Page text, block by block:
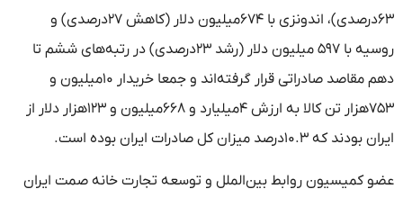
۶۳درصدی)، اندونزی با ۶۷۴میلیون دلار (کاهش ۲۷درصدی) و
روسیه با ۵۹۷ میلیون دلار (رشد ۲۳درصدی) در رتبه‌های ششم تا
دهم مقاصد صادراتی قرار گرفته‌اند و جمعا خریدار ۱۰میلیون و
۷۵۳هزار تن کالا به ارزش ۴میلیارد و ۶۶۸میلیون و ۱۲۳هزار دلار از
ایران بودند که ۱۰.۳درصد میزان کل صادرات ایران بوده است.
عضو کمیسیون روابط بین‌الملل و توسعه تجارت خانه صمت ایران